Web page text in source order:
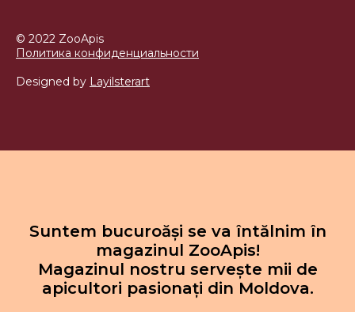
© 2022 ZooApis
Политика конфиденциальности
Designed by Layilsterart
Suntem bucuroăși se va întălnim în
magazinul ZooApis!
Magazinul nostru servește mii de
apicultori pasionați din Moldova.